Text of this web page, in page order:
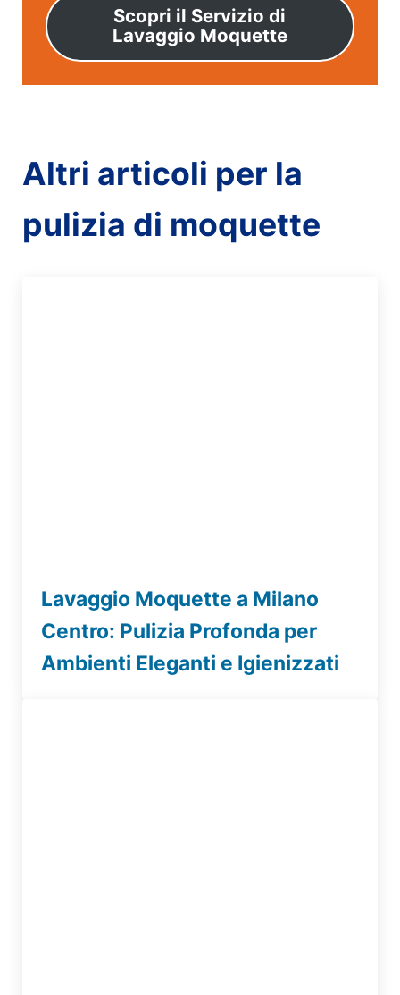
Scopri il Servizio di
Lavaggio Moquette
Altri articoli per la
pulizia di moquette
Lavaggio Moquette a Milano
Centro: Pulizia Profonda per
Ambienti Eleganti e Igienizzati